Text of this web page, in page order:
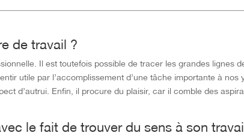
de travail ?
Il est toutefois possible de tracer les grandes lignes
utile par l’accomplissement d’une tâche importante à nos
d’autrui. Enfin, il procure du plaisir, car il comble des
le fait de trouver du sens à son